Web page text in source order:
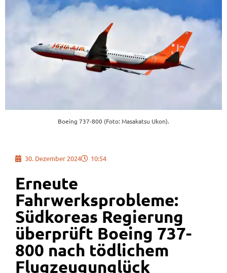
Boeing 737-800 (Foto: Masakatsu Ukon).
30. Dezember 2024 10:54
Erneute
Fahrwerksprobleme:
Südkoreas Regierung
überprüft Boeing 737-
800 nach tödlichem
Flugzeugunglück